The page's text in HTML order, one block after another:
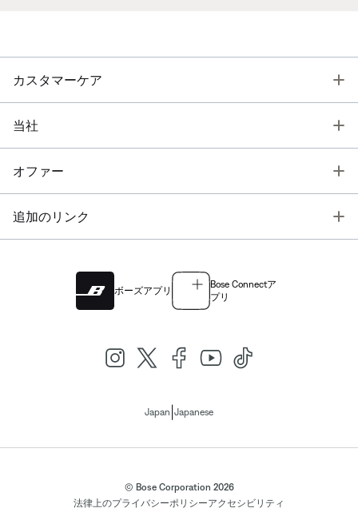
カスタマーケア
当社
オファー
追加のリンク
ボーズアプリ
Bose Connectア
プリ
Japan Japanese
© Bose Corporation 2026
法律上のプライバシーポリシーアクセシビリティ